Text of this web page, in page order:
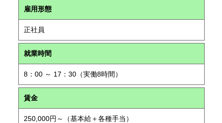
雇用形態
正社員
就業時間
8：00 ～ 17：30（実働8時間）
賃金
250,000円～（基本給＋各種手当）